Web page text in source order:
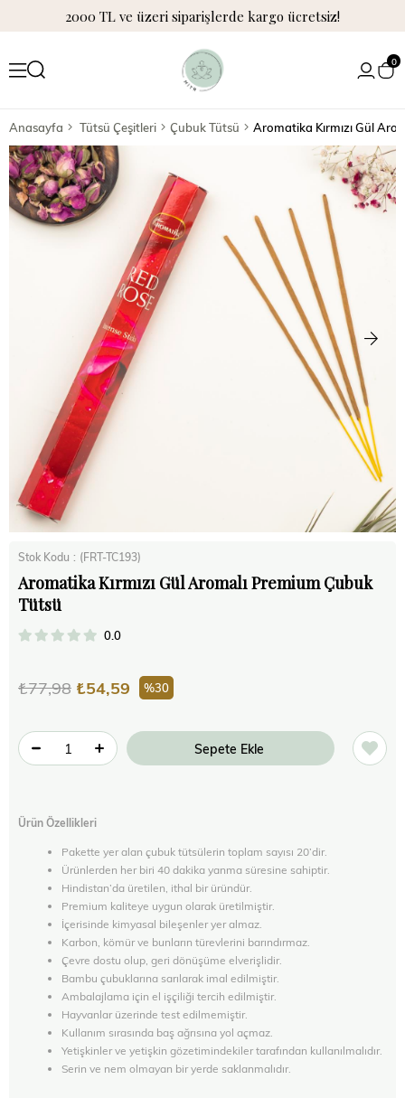
2000 TL ve üzeri siparişlerde kargo ücretsiz!
0
Anasayfa Tütsü Çeşitleri Çubuk Tütsü Aromatika Kırmızı Gül
Stok Kodu (FRT-TC193)
Aromatika Kırmızı Gül Aromalı Premium Çubuk
Tütsü
0.0
₺77,98 ₺54,59 30
Ürün Özellikleri
Pakette yer alan çubuk tütsülerin toplam sayısı 20’dir.
Ürünlerden her biri 40 dakika yanma süresine sahiptir.
Hindistan’da üretilen, ithal bir üründür.
Premium kaliteye uygun olarak üretilmiştir.
İçerisinde kimyasal bileşenler yer almaz.
Karbon, kömür ve bunların türevlerini barındırmaz.
Çevre dostu olup, geri dönüşüme elverişlidir.
Bambu çubuklarına sarılarak imal edilmiştir.
Ambalajlama için el işçiliği tercih edilmiştir.
Hayvanlar üzerinde test edilmemiştir.
Kullanım sırasında baş ağrısına yol açmaz.
Yetişkinler ve yetişkin gözetimindekiler tarafından kullanılmalıdır.
Serin ve nem olmayan bir yerde saklanmalıdır.